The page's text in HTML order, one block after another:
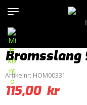
>Bromsar
Bromsslang
Artikelnr: HOM00331
115,00 kr